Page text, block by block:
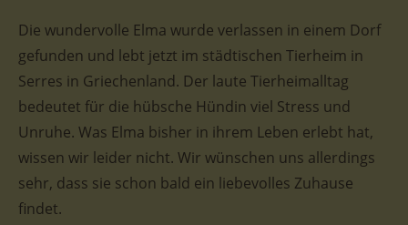
Die wundervolle Elma wurde verlassen in einem Dorf
gefunden und lebt jetzt im städtischen Tierheim in
Serres in Griechenland. Der laute Tierheimalltag
bedeutet für die hübsche Hündin viel Stress und
Unruhe. Was Elma bisher in ihrem Leben erlebt hat,
wissen wir leider nicht. Wir wünschen uns allerdings
sehr, dass sie schon bald ein liebevolles Zuhause
findet.